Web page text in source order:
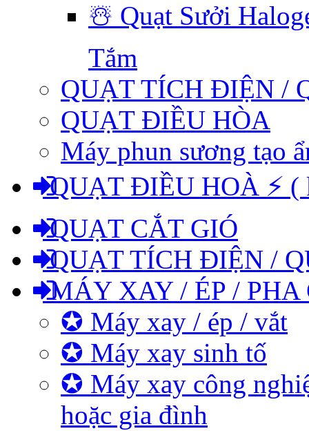
☃️ Quạt Sưởi
Tắm
QUẠT TÍCH ĐIỆN /
QUẠT ĐIỀU HÒA
Máy phun sương tạo
QUẠT ĐIỀU HOÀ ⚡ (
QUẠT CẮT GIÓ
QUẠT TÍCH ĐIỆN /
MÁY XAY / ÉP / PHA
✪ Máy xay / ép / vắt
✪ Máy xay sinh tố
✪ Máy xay công
hoặc gia đình